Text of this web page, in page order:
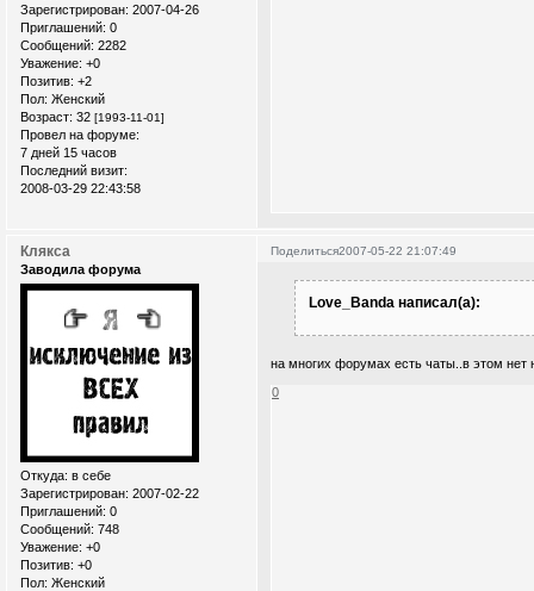
Зарегистрирован: 2007-04-26
Приглашений: 0
Сообщений: 2282
Уважение: +0
Позитив: +2
Пол: Женский
Возраст: 32 [1993-11-01]
Провел на форуме:
7 дней 15 часов
Последний визит:
2008-03-29 22:43:58
Поделиться2007-05-22 21:07:49
Клякса
Заводила форума
Откуда: в себе
Зарегистрирован: 2007-02-22
Приглашений: 0
Сообщений: 748
Уважение: +0
Позитив: +0
Пол: Женский
Love_Banda написал(а):
на многих форумах есть чаты..в этом нет
0